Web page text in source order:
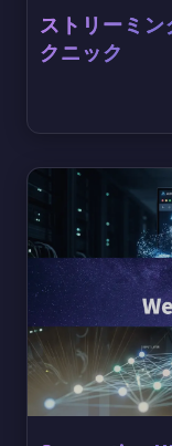
ストリーミ
クニック